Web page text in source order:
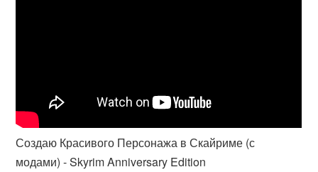
Создаю Красивого Персонажа в Скайриме (с
модами) - Skyrim Anniversary Edition